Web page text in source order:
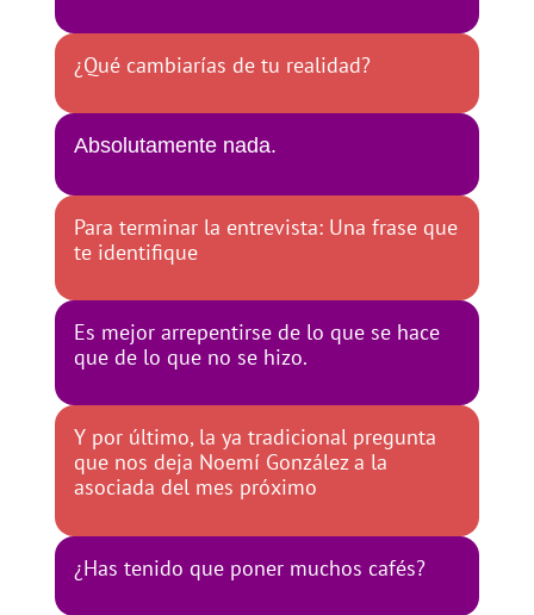
¿Qué cambiarías de tu realidad?
Absolutamente nada.
Para terminar la entrevista: Una frase que
te identifique
Es mejor arrepentirse de lo que se hace
que de lo que no se hizo.
Y por último, la ya tradicional pregunta
que nos deja Noemí González a la
asociada del mes próximo
¿Has tenido que poner muchos cafés?